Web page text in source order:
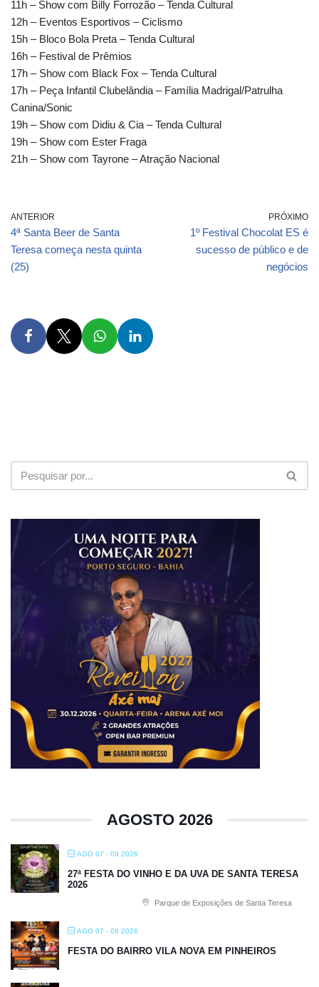
11h – Show com Billy Forrozão – Tenda Cultural
12h – Eventos Esportivos – Ciclismo
15h – Bloco Bola Preta – Tenda Cultural
16h – Festival de Prêmios
17h – Show com Black Fox – Tenda Cultural
17h – Peça Infantil Clubelândia – Família Madrigal/Patrulha
Canina/Sonic
19h – Show com Didiu & Cia – Tenda Cultural
19h – Show com Ester Fraga
21h – Show com Tayrone – Atração Nacional
ANTERIOR
4ª Santa Beer de Santa
Teresa começa nesta quinta
(25)
PRÓXIMO
1º Festival Chocolat ES é
sucesso de público e de
negócios
AGOSTO 2026
AGO 07 - 09 2026
27ª FESTA DO VINHO E DA UVA DE SANTA TERESA
2026
Parque de Exposições de Santa Teresa
AGO 07 - 08 2026
FESTA DO BAIRRO VILA NOVA EM PINHEIROS